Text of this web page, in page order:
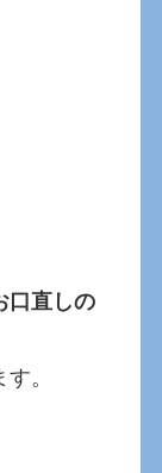
口直しの
。